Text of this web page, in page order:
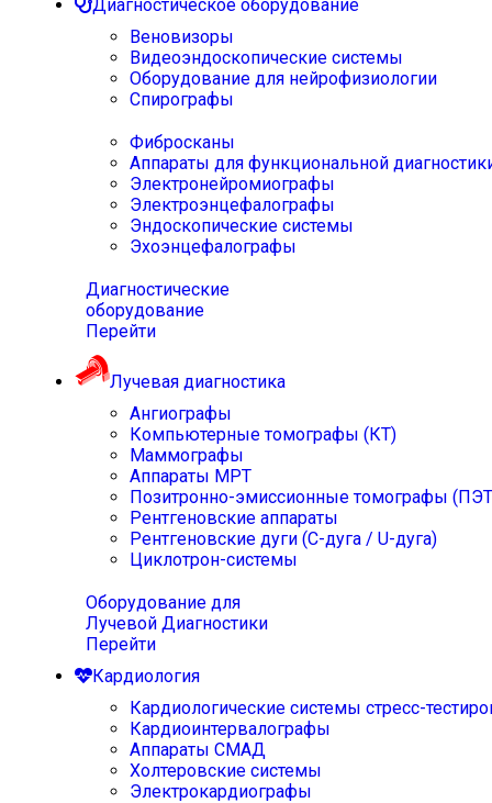
Диагностическое оборудование
Веновизоры
Видеоэндоскопические системы
Оборудование для нейрофизиологии
Спирографы
Фибросканы
Аппараты для функциональной
Электронейромиографы
Электроэнцефалографы
Эндоскопические системы
Эхоэнцефалографы
Диагностические
оборудование
Перейти
Лучевая диагностика
Ангиографы
Компьютерные томографы (КТ)
Маммографы
Аппараты МРТ
Позитронно-эмиссионные томографы
Рентгеновские аппараты
Рентгеновские дуги (С-дуга / U-дуга)
Циклотрон-системы
Оборудование для
Лучевой Диагностики
Перейти
Кардиология
Кардиологические системы стресс-
Кардиоинтервалографы
Аппараты СМАД
Холтеровские системы
Электрокардиографы